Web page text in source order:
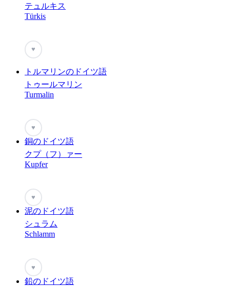
テュルキス
Türkis
♥
トルマリンのドイツ語
トゥールマリン
Turmalin
♥
銅のドイツ語
クプ（フ）ァー
Kupfer
♥
泥のドイツ語
シュラム
Schlamm
♥
鉛のドイツ語